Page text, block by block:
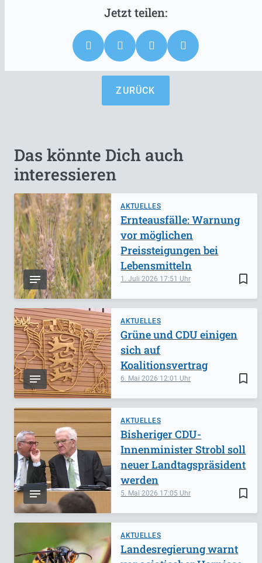
ZURÜCK
Das könnte Dich auch
interessieren
AKTUELLES
bookmark_border
1. Juli 2026 17:51
Ernteausfälle: Warnung
vor möglichen
Preissteigungen bei
Lebensmitteln
AKTUELLES
bookmark_border
6. Mai 2026 12:01
Grüne und CDU einigen
sich auf
Koalitionsvertrag
AKTUELLES
bookmark_border
5. Mai 2026 17:05
Bisheriger CDU-
Innenminister Strobl soll
neuer Landtagspräsident
werden
AKTUELLES
Landesregierung warnt